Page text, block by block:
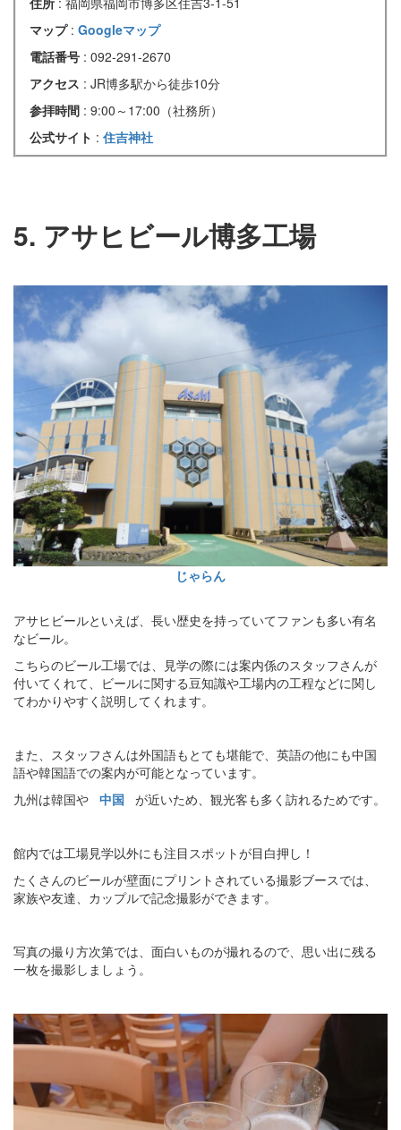
マップ : Googleマップ
電話番号 : 092-291-2670
アクセス : JR博多駅から徒歩10分
参拝時間 : 9:00～17:00（社務所）
公式サイト : 住吉神社
5. アサヒビール博多工場
じゃらん
アサヒビールといえば、長い歴史を持っていてファンも多い有名
なビール。
こちらのビール工場では、見学の際には案内係のスタッフさんが
付いてくれて、ビールに関する豆知識や工場内の工程などに関し
てわかりやすく説明してくれます。
また、スタッフさんは外国語もとても堪能で、英語の他にも中国
語や韓国語での案内が可能となっています。
九州は韓国や 中国 が近いため、観光客も多く訪れるためです。
館内では工場見学以外にも注目スポットが目白押し！
たくさんのビールが壁面にプリントされている撮影ブースでは、
家族や友達、カップルで記念撮影ができます。
写真の撮り方次第では、面白いものが撮れるので、思い出に残る
一枚を撮影しましょう。